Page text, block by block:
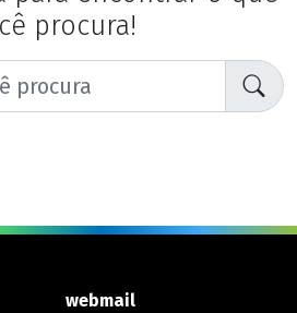
procura!
webmail